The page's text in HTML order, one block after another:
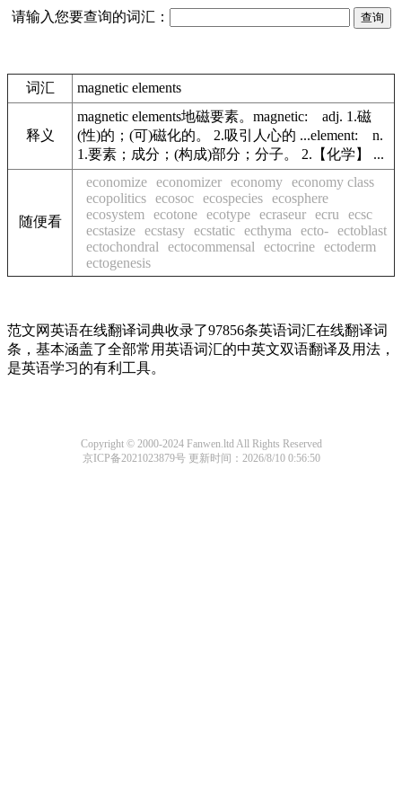
请输入您要查询的词汇：
词汇 magnetic elements
释义
magnetic elements地磁要素。magnetic: adj. 1.磁
(性)的；(可)磁化的。 2.吸引人心的 ...element: n.
1.要素；成分；(构成)部分；分子。 2.【化学】 ...
随便看
economize economizer economy economy class
ecopolitics ecosoc ecospecies ecosphere
ecosystem
ecotone ecotype ecraseur ecru
ecsc
ecstasize ecstasy ecstatic ecthyma ecto- ectoblast
ectochondral
ectocommensal ectocrine ectoderm
ectogenesis
范文网英语在线翻译词典收录了97856条英语词汇在线翻译词
条，基本涵盖了全部常用英语词汇的中英文双语翻译及用法，
是英语学习的有利工具。
Copyright © 2000-2024 Fanwen.ltd All Rights Reserved
京ICP备2021023879号更新时间：2026/8/10 0:56:50